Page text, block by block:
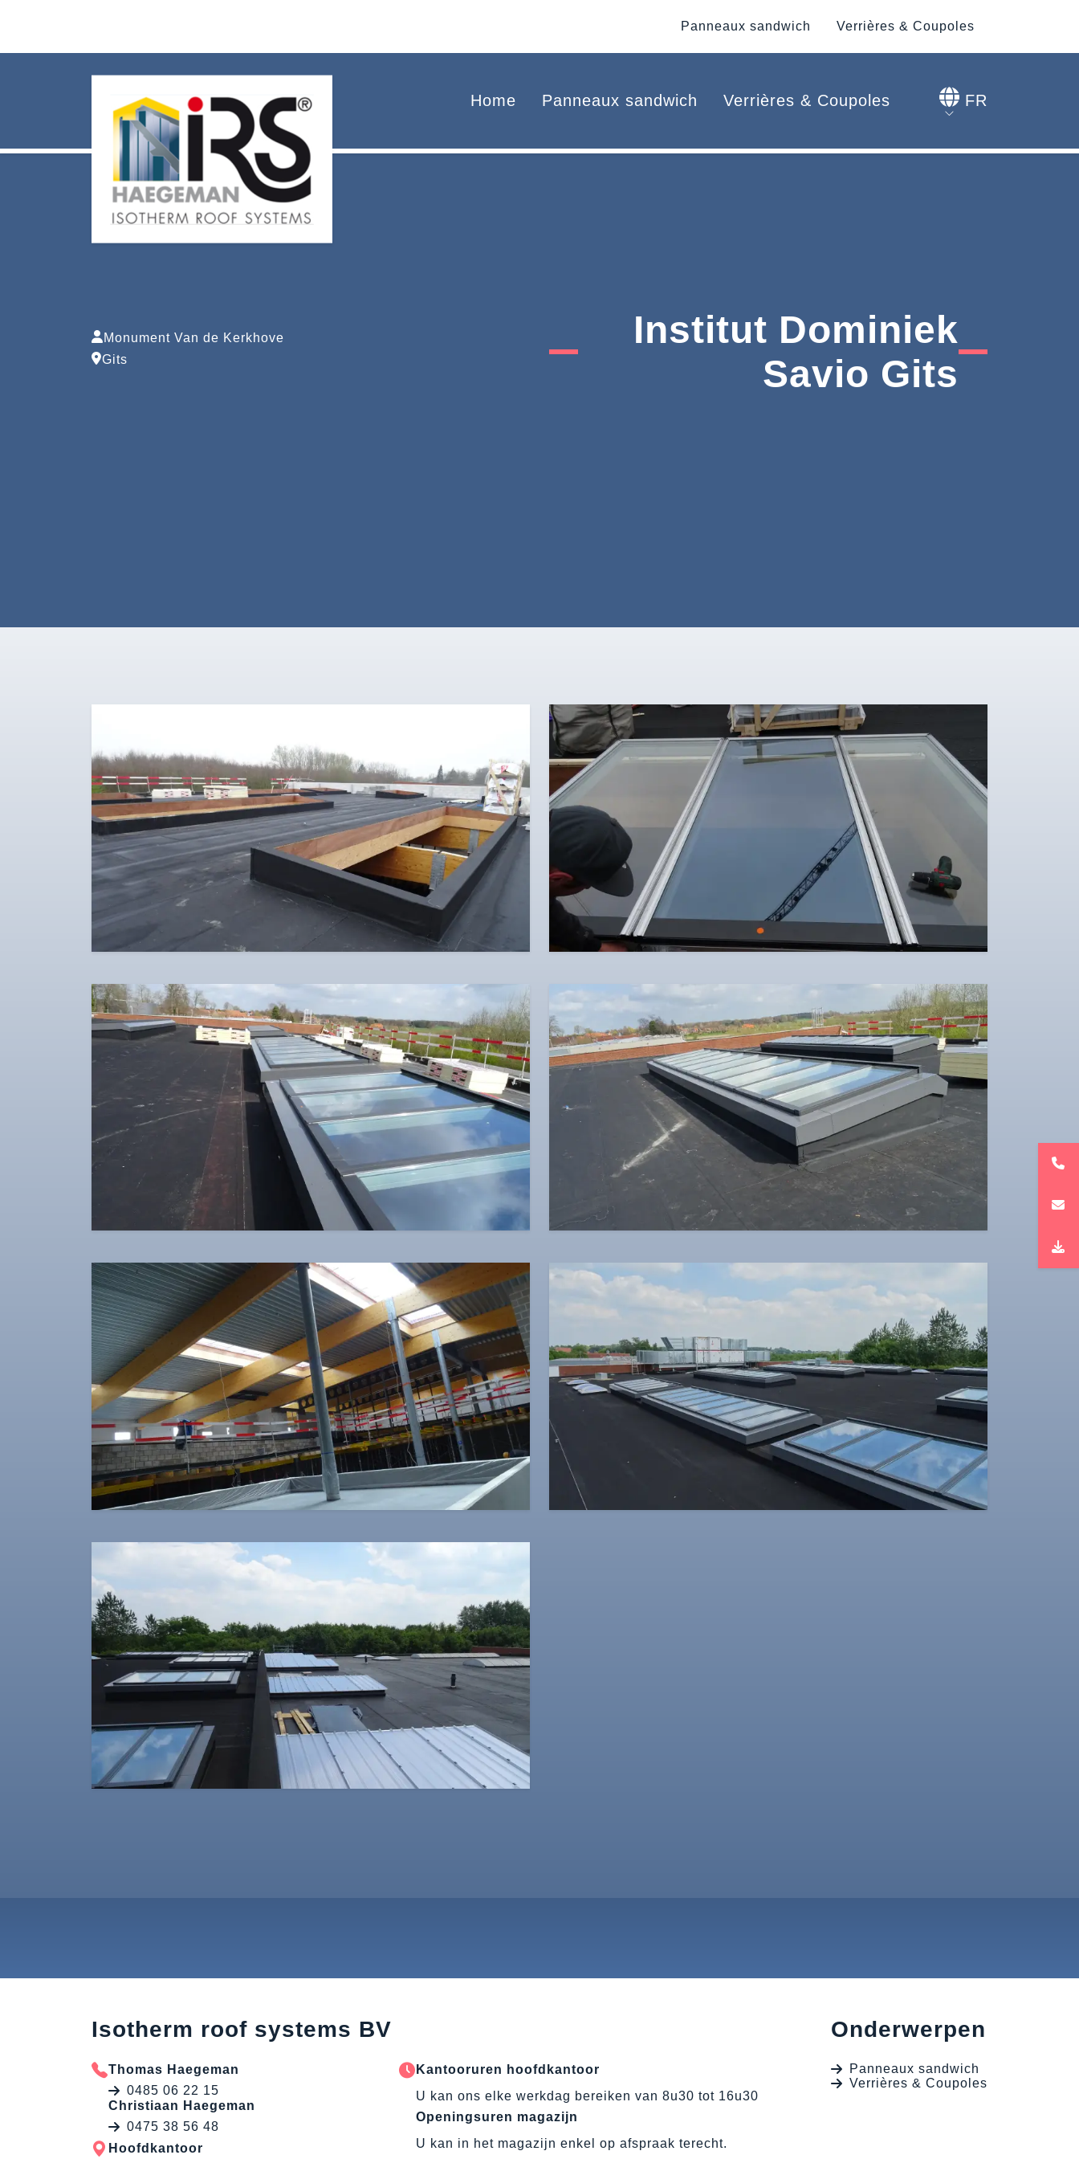
Panneaux sandwich Verrières & Coupoles
Home Panneaux sandwich Verrières & Coupoles FR
Monument Van de Kerkhove
Gits
Institut Dominiek
Savio Gits
Isotherm roof systems BV
Thomas Haegeman
0485 06 22 15
Christiaan Haegeman
0475 38 56 48
Hoofdkantoor
Kantooruren hoofdkantoor
U kan ons elke werkdag bereiken van 8u30 tot 16u30
Openingsuren magazijn
U kan in het magazijn enkel op afspraak terecht.
Onderwerpen
Panneaux sandwich
Verrières & Coupoles